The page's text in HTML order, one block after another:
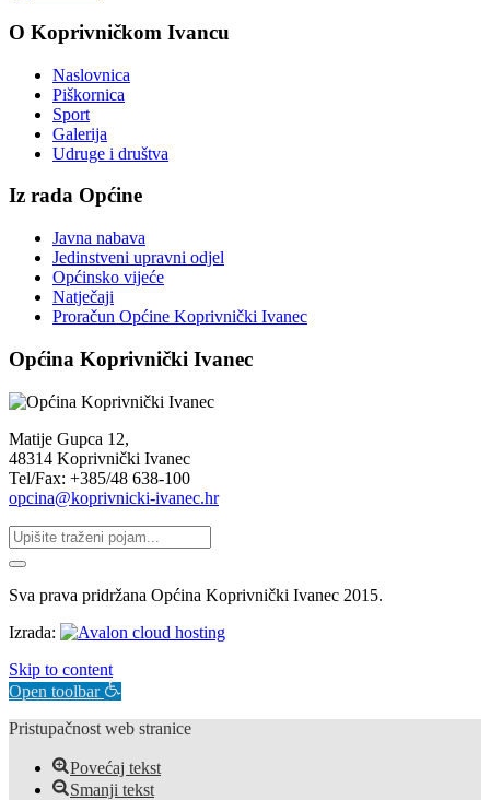
O Koprivničkom Ivancu
Naslovnica
Piškornica
Sport
Galerija
Udruge i društva
Iz rada Općine
Javna nabava
Jedinstveni upravni odjel
Općinsko vijeće
Natječaji
Proračun Općine Koprivnički Ivanec
Općina Koprivnički Ivanec
Matije Gupca 12,
48314 Koprivnički Ivanec
Tel/Fax: +385/48 638-100
opcina@koprivnicki-ivanec.hr
Sva prava pridržana Općina Koprivnički Ivanec 2015.
Izrada:
Skip to content
Open toolbar
Pristupačnost web stranice
Povećaj tekst
Smanji tekst